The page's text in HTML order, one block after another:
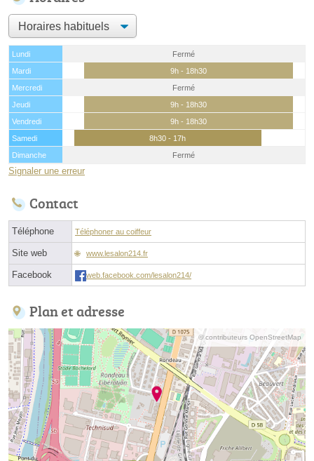
Lundi
Fermé
Mardi
9h - 18h30
Mercredi
Fermé
Jeudi
9h - 18h30
Vendredi
9h - 18h30
Samedi
8h30 - 17h
Dimanche
Fermé
Signaler une erreur
Contact
Téléphone Téléphoner au coiffeur
Site web www.lesalon214.fr
Facebook web.facebook.com/lesalon214/
Plan et adresse
© contributeurs OpenStreetMap